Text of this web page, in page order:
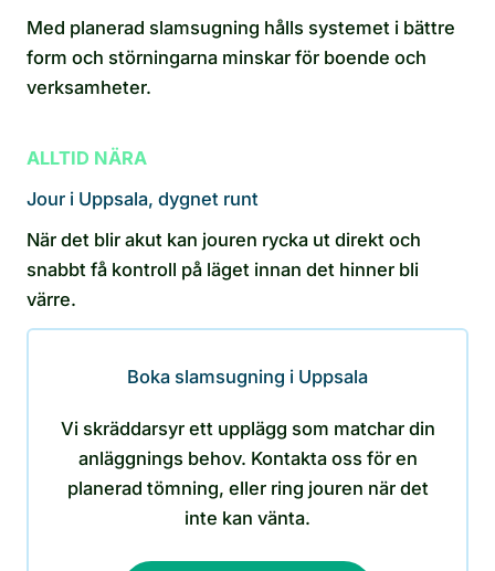
Med planerad slamsugning hålls systemet i bättre
form och störningarna minskar för boende och
verksamheter.
ALLTID NÄRA
Jour i Uppsala, dygnet runt
När det blir akut kan jouren rycka ut direkt och
snabbt få kontroll på läget innan det hinner bli
värre.
Boka slamsugning i Uppsala
Vi skräddarsyr ett upplägg som matchar din
anläggnings behov. Kontakta oss för en
planerad tömning, eller ring jouren när det
inte kan vänta.